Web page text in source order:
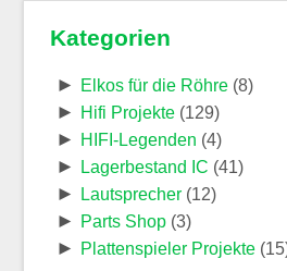
Kategorien
► Elkos für die Röhre(8)
► Hifi Projekte(129)
► HIFI-Legenden (4)
► Lagerbestand IC (41)
► Lautsprecher(12)
► Parts Shop(3)
► Plattenspieler Projekte